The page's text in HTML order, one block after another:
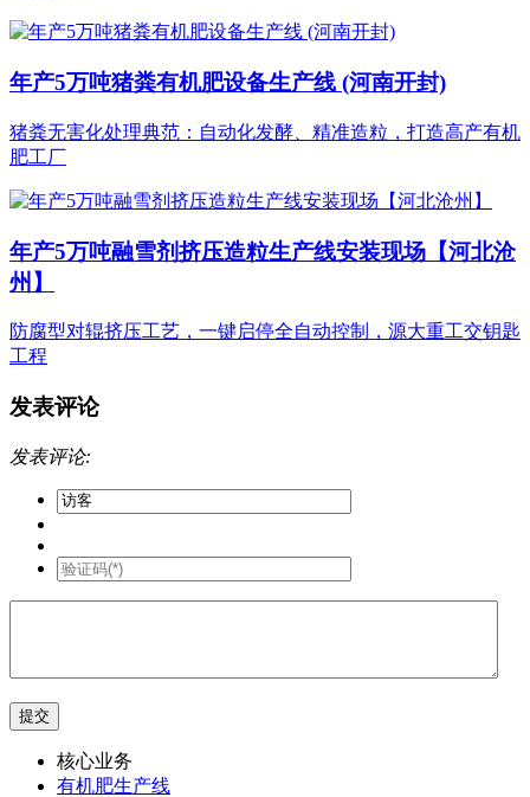
年产5万吨猪粪有机肥设备生产线 (河南开封)
猪粪无害化处理典范：自动化发酵、精准造粒，打造高产有机
肥工厂
年产5万吨融雪剂挤压造粒生产线安装现场【河北沧
州】
防腐型对辊挤压工艺，一键启停全自动控制，源大重工交钥匙
工程
发表评论
发表评论:
核心业务
有机肥生产线